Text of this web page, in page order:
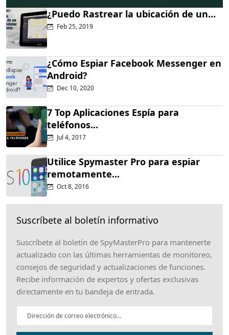
¿Puedo Rastrear la ubicación de un...
Feb 25, 2019
¿Cómo Espiar Facebook Messenger en
Android?
Dec 10, 2020
7 Top Aplicaciones Espía para
teléfonos...
Jul 4, 2017
Utilice Spymaster Pro para espiar
remotamente...
Oct 8, 2016
Suscríbete al boletín informativo
Suscríbete al boletín de SpyMasterPro para mantenerte
actualizado con las últimas herramientas de monitoreo,
consejos de seguridad y actualizaciones de funciones.
Recibe información de expertos y ofertas exclusivas
directamente en tu bandeja de entrada.